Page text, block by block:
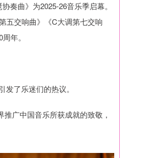
奏曲》为2025-26音乐季启幕。
五交响曲》《C大调第七交响
年。
了乐迷们的热议。
广中国音乐所获成就的致敬，